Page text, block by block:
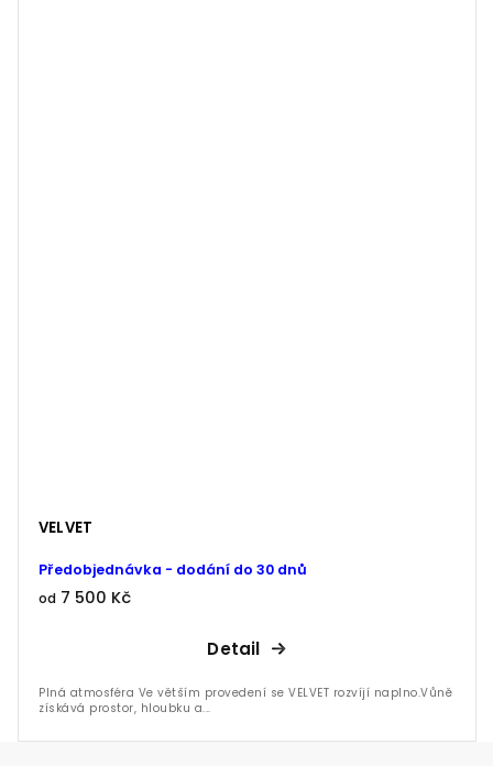
VELVET
Předobjednávka - dodání do 30 dnů
od 7 500 Kč
Detail
Plná atmosféra Ve větším provedení se VELVET rozvíjí naplno.Vůně
získává prostor, hloubku a...